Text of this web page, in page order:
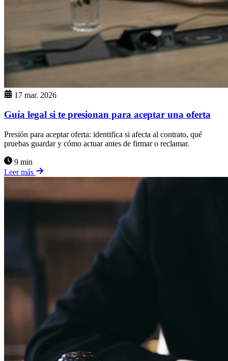
17 mar. 2026
Guía legal si te presionan para aceptar una oferta
Presión para aceptar oferta: identifica si afecta al contrato, qué
pruebas guardar y cómo actuar antes de firmar o reclamar.
9 min
Leer más